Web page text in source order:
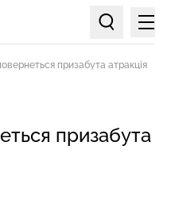
Пошук по
призабута атракція
призабута